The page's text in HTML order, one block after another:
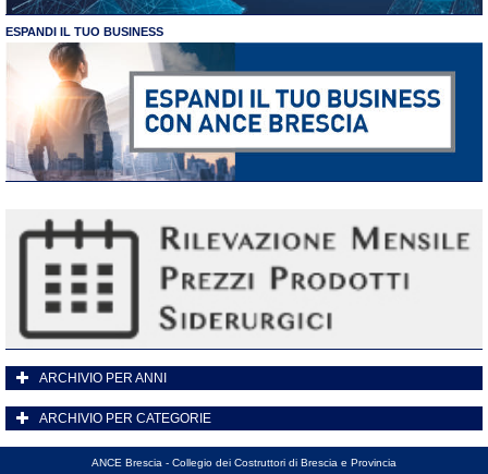
ESPANDI IL TUO BUSINESS
ARCHIVIO PER ANNI
ARCHIVIO PER CATEGORIE
ANCE Brescia - Collegio dei Costruttori di Brescia e Provincia